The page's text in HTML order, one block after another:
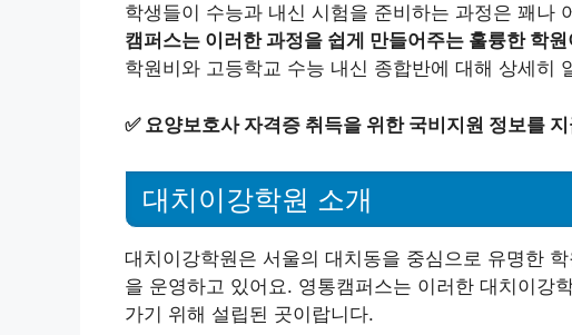
학생들이 수능과 내신 시험을 준비하는 과정은 꽤나
캠퍼스는 이러한 과정을 쉽게 만들어주는 훌륭한 학
학원비와 고등학교 수능 내신 종합반에 대해 상세히
✅ 요양보호사 자격증 취득을 위한 국비지원 정보를
대치이강학원 소개
대치이강학원은 서울의 대치동을 중심으로 유명한
을 운영하고 있어요. 영통캠퍼스는 이러한 대치이강
가기 위해 설립된 곳이랍니다.